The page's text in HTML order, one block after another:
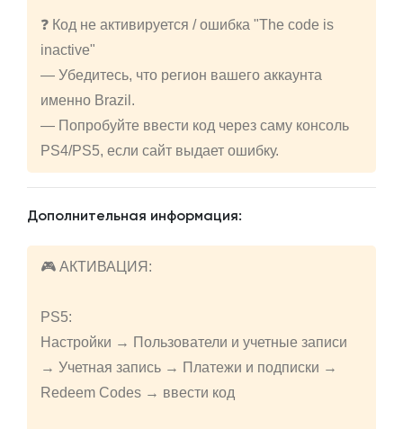
❓ Код не активируется / ошибка "The code is
inactive"
— Убедитесь, что регион вашего аккаунта
именно Brazil.
— Попробуйте ввести код через саму консоль
PS4/PS5, если сайт выдает ошибку.
Дополнительная информация:
🎮 АКТИВАЦИЯ:
PS5:
Настройки → Пользователи и учетные записи
→ Учетная запись → Платежи и подписки →
Redeem Codes → ввести код